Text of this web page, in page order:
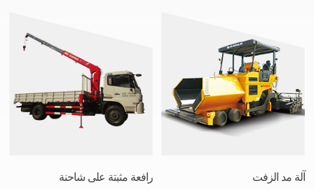
آلة مد الزفت رافعة مثبتة على شاحنة